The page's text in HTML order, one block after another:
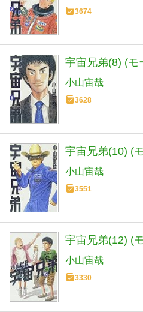
3674
宇宙兄弟(8) (モ
小山宙哉
3628
宇宙兄弟(10) (
小山宙哉
3551
宇宙兄弟(12) (
小山宙哉
3330